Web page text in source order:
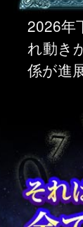
2026年
れ動き
係が進